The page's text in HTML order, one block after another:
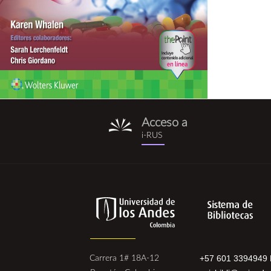
i-
rus.png
Acceso a
i-RUS
Carrera 1# 18A-12
+57 601 3394949